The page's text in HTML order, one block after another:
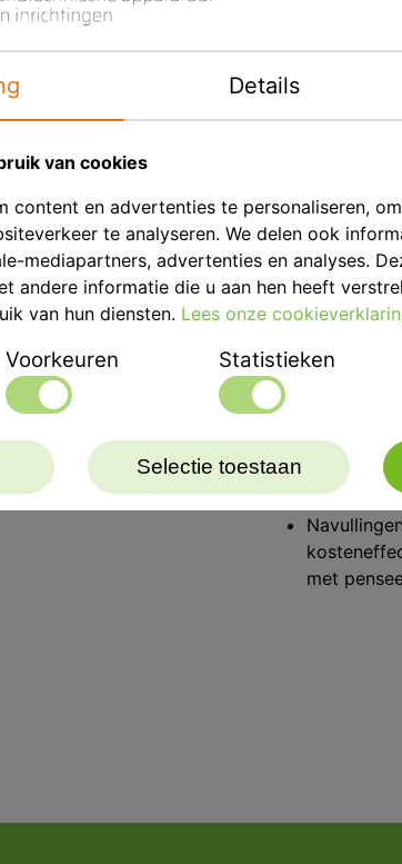
is
Dankzij de
specifieke
nabootsen die
deze beide
natuurlijke
ongelooflijke
Voordelen
Optimaal
vezels.
Ideale
lagen
met
Details
van cookies
content en advertenties te personaliseren,
te analyseren. We delen ook
mediapartners, advertenties en analyses.
andere informatie die u aan hen heeft
van hun diensten. Lees onze
Voorkeuren Statistieken
Selectie toestaan